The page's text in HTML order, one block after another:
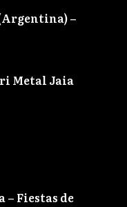
–
Metal Jaia
Fiestas de